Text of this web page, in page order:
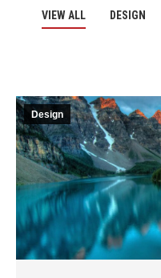
VIEW ALL DESIGN
Design